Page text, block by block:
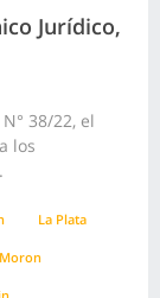
Jurídico,
38/22, el
los
La Plata
Moron